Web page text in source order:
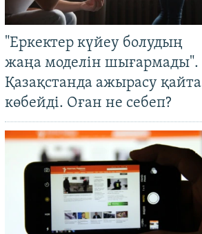
"Еркектер күйеу болудың
жаңа моделін шығармады".
Қазақстанда ажырасу қайта
көбейді. Оған не себеп?